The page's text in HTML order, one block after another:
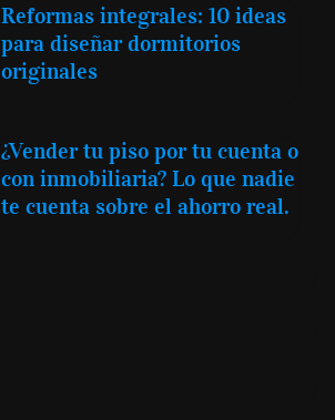
Reformas integrales: 10 ideas
para diseñar dormitorios
originales
¿Vender tu piso por tu cuenta o
con inmobiliaria? Lo que nadie
te cuenta sobre el ahorro real.